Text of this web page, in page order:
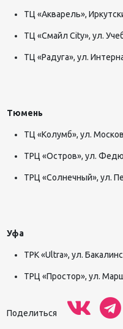
ТЦ «Акварель»,
ТЦ «Смайл City», ул.
ТЦ «Радуга», ул.
Тюмень
ТЦ «Колумб», ул.
ТРЦ «Остров», ул.
ТРЦ «Солнечный», ул.
Уфа
ТРК «Ultra», ул.
ТРЦ «Простор», ул.
Поделиться